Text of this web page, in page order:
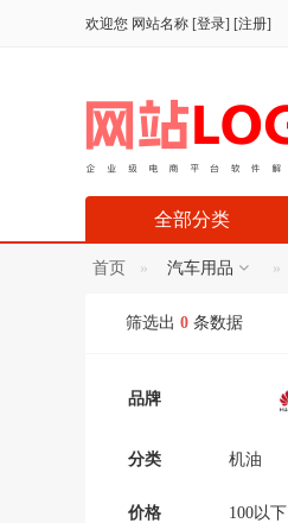
欢迎您 网站名称 [登录] [注册]
全部分类
首页 汽车用品
筛选出 0 条数据
品牌
分类 机油
价格 100以下